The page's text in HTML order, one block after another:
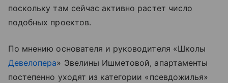
поскольку там сейчас активно растет число
подобных проектов.
По мнению основателя и руководителя «Школы
Девелопера» Эвелины Ишметовой, апартаменты
постепенно уходят из категории «псевдожилья»